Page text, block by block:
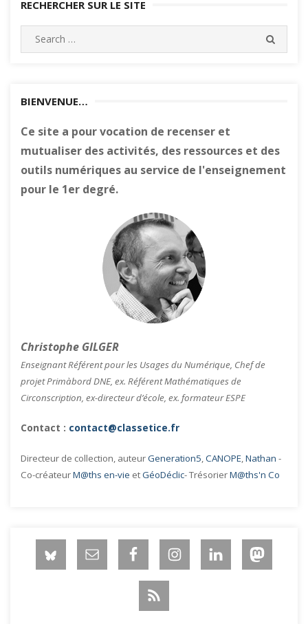
RECHERCHER SUR LE SITE
Search
for:
BIENVENUE…
Ce site a pour vocation de recenser et
mutualiser des activités, des ressources et des
outils numériques au service de l'enseignement
pour le 1er degré.
Christophe GILGER
Enseignant Référent pour les Usages du Numérique, Chef de
projet Primàbord DNE, ex. Référent Mathématiques de
Circonscription, ex-directeur d’école, ex. formateur ESPE
Contact : contact@classetice.fr
Directeur de collection, auteurGeneration5,CANOPE,Nathan -
Co-créateurM@ths en-vie etGéoDéclic- TrésorierM@ths'n Co